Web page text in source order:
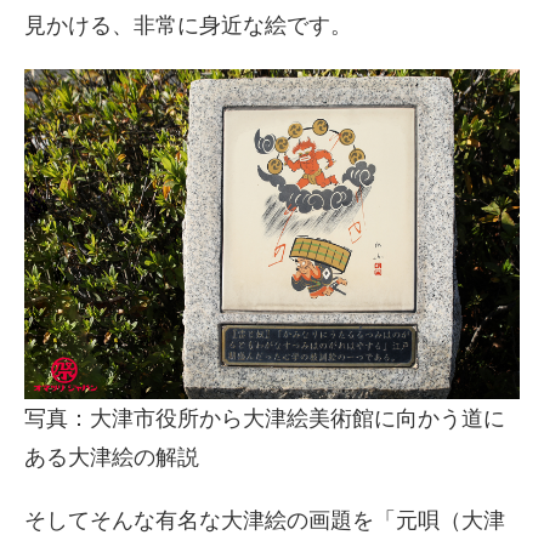
見かける、非常に身近な絵です。
写真：大津市役所から大津絵美術館に向かう道に
ある大津絵の解説
そしてそんな有名な大津絵の画題を「元唄（大津